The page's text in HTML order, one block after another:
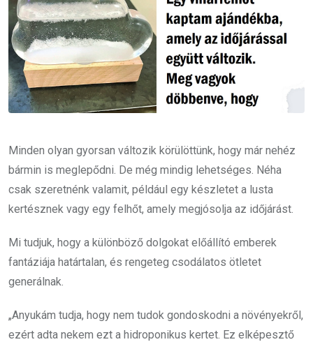
Minden olyan gyorsan változik körülöttünk, hogy már nehéz
bármin is meglepődni. De még mindig lehetséges. Néha
csak szeretnénk valamit, például egy készletet a lusta
kertésznek vagy egy felhőt, amely megjósolja az időjárást.
Mi tudjuk, hogy a különböző dolgokat előállító emberek
fantáziája határtalan, és rengeteg csodálatos ötletet
generálnak.
„Anyukám tudja, hogy nem tudok gondoskodni a növényekről,
ezért adta nekem ezt a hidroponikus kertet. Ez elképesztő